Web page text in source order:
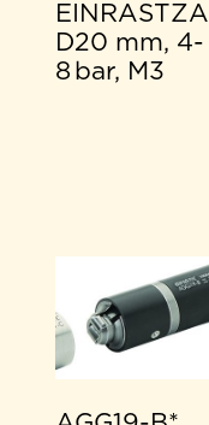
D20 mm, 4-
8 bar, M3